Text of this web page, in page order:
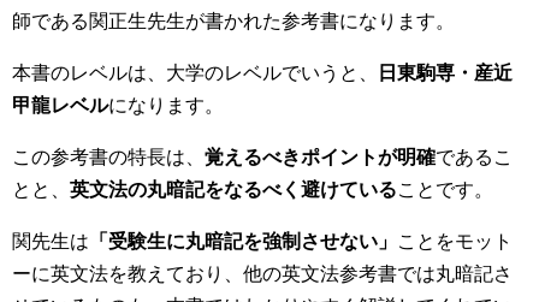
師である関正生先生が書かれた参考書になります。
本書のレベルは、大学のレベルでいうと、
日東駒専・産近
甲龍レベルになります。
この参考書の特長は、 覚えるべきポイントが明確であるこ
とと、 英文法の丸暗記をなるべく避けていることです。
関先生は 「受験生に丸暗記を強制させない」 ことをモット
ーに英文法を教えており、他の英文法参考書では丸暗記さ